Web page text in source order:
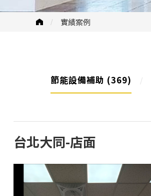
實績案例
節能設備補助 (369)
台北大同-店面